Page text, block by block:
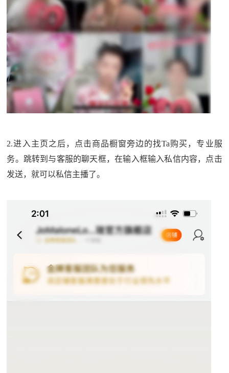
2.进入主页之后，点击商品橱窗旁边的找Ta购买，专业服
务。跳转到与客服的聊天框，在输入框输入私信内容，点击
发送，就可以私信主播了。